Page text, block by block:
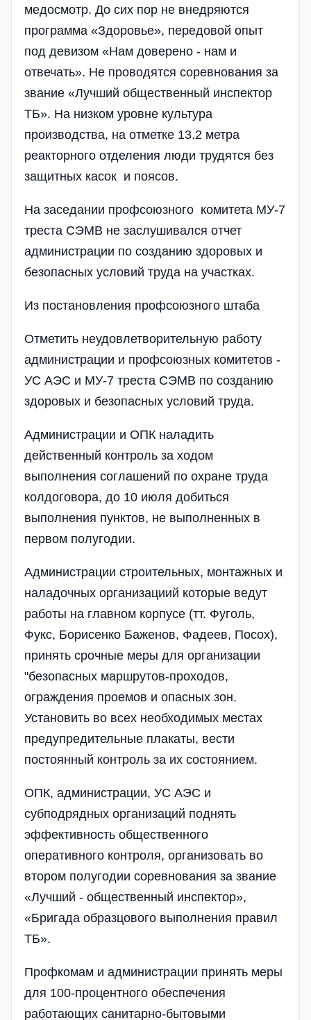
медосмотр. До сих пор не внедряются
программа «Здоровье», передовой опыт
под девизом «Нам доверено - нам и
отвечать». Не проводятся соревнования за
звание «Лучший общественный инспектор
ТБ». На низком уровне культура
производства, на отметке 13.2 метра
реакторного отделения люди трудятся без
защитных касок и поясов.
На заседании профсоюзного комитета МУ-7
треста СЭМВ не заслушивался отчет
администрации по созданию здоровых и
безопасных условий труда на участках.
Из постановления профсоюзного штаба
Отметить неудовлетворительную работу
администрации и профсоюзных комитетов -
УС АЭС и МУ-7 треста СЭМВ по созданию
здоровых и безопасных условий труда.
Администрации и ОПК наладить
действенный контроль за ходом
выполнения соглашений по охране труда
колдоговора, до 10 июля добиться
выполнения пунктов, не выполненных в
первом полугодии.
Администрации строительных, монтажных и
наладочных организациий которые ведут
работы на главном корпусе (тт. Фуголь,
Фукс, Борисенко Баженов, Фадеев, Посох),
принять срочные меры для организации
"безопасных маршрутов-проходов,
ограждения проемов и опасных зон.
Установить во всех необходимых местах
предупредительные плакаты, вести
постоянный контроль за их состоянием.
ОПК, администрации, УС АЭС и
субподрядных организаций поднять
эффективность общественного
оперативного контроля, организовать во
втором полугодии соревнования за звание
«Лучший - общественный инспектор»,
«Бригада образцового выполнения правил
ТБ».
Профкомам и администрации принять меры
для 100-процентного обеспечения
работающих санитарно-бытовыми